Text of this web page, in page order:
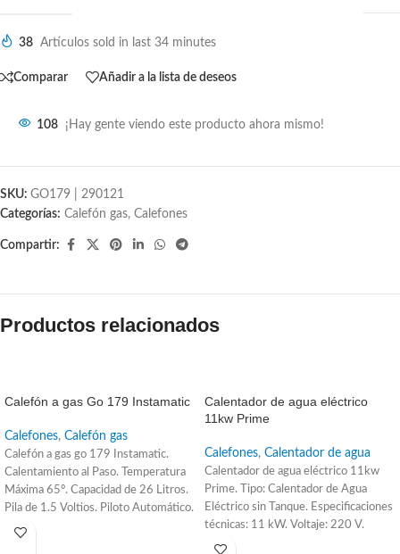
38 Artículos sold in last 34 minutes
Comparar Añadir a la lista de deseos
108 ¡Hay gente viendo este producto ahora mismo!
SKU: GO179 | 290121
Categorías: Calefón gas, Calefones
Compartir:
Productos relacionados
Calefón a gas Go 179 Instamatic
Calefones, Calefón gas
Calefón a gas go 179 Instamatic.
Calentamiento al Paso. Temperatura
Máxima 65°. Capacidad de 26 Litros.
Pila de 1.5 Voltios. Piloto Automático.
Calentador de agua eléctrico
11kw Prime
Calefones, Calentador de agua
Calentador de agua eléctrico 11kw
Prime. Tipo: Calentador de Agua
Eléctrico sin Tanque. Especificaciones
técnicas: 11 kW. Voltaje: 220 V.
Capacidad: 2 duchas.